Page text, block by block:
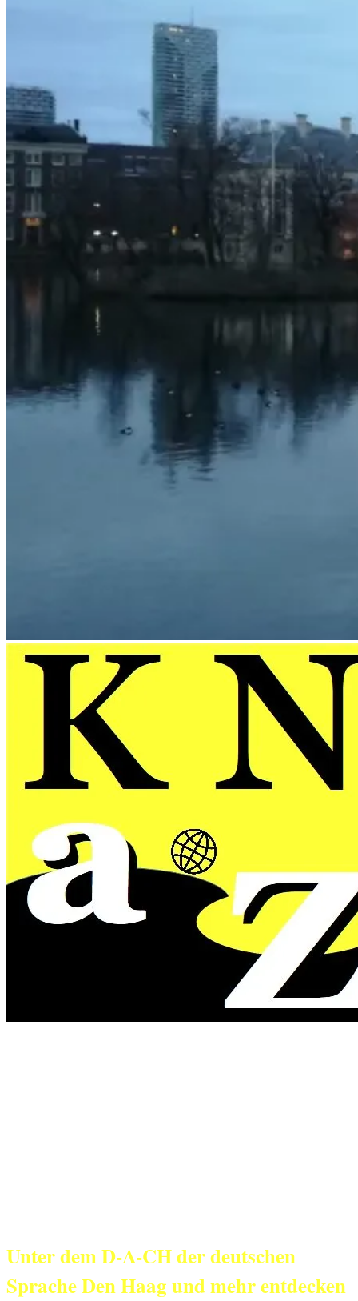
Unter dem D-A-CH der deutschen
Sprache Den Haag und mehr entdecken